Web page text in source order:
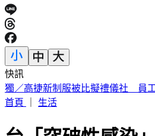
快訊
富婆砸錢當女主「強加60場吻戲」
伸舌頭